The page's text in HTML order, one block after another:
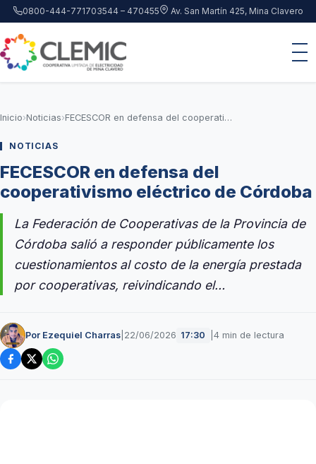
Saltar al contenido principal
0800-444-771703544 – 470455 Av. San Martín 425, Mina Clavero
Inicio›Noticias› FECESCOR en defensa del cooperativismo eléctrico de Córdoba
NOTICIAS
FECESCOR en defensa del
cooperativismo eléctrico de Córdoba
La Federación de Cooperativas de la Provincia de
Córdoba salió a responder públicamente los
cuestionamientos al costo de la energía prestada
por cooperativas, reivindicando el…
Por Ezequiel Charras 22/06/2026 17:30 4 min de lectura